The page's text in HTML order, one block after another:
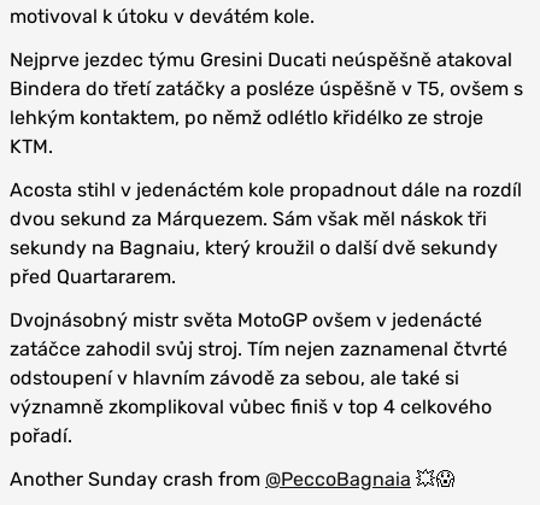
motivoval k útoku v devátém kole.
Nejprve jezdec týmu Gresini Ducati neúspěšně atakoval
Bindera do třetí zatáčky a posléze úspěšně v T5, ovšem s
lehkým kontaktem, po němž odlétlo křidélko ze stroje
KTM.
Acosta stihl v jedenáctém kole propadnout dále na rozdíl
dvou sekund za Márquezem. Sám však měl náskok tři
sekundy na Bagnaiu, který kroužil o další dvě sekundy
před Quartararem.
Dvojnásobný mistr světa MotoGP ovšem v jedenácté
zatáčce zahodil svůj stroj. Tím nejen zaznamenal čtvrté
odstoupení v hlavním závodě za sebou, ale také si
významně zkomplikoval vůbec finiš v top 4 celkového
pořadí.
Another Sunday crash from @PeccoBagnaia 💥😱